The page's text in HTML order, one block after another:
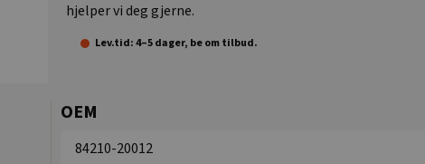
hjelper vi deg gjerne.
Lev.tid: 4–5 dager, be om tilbud.
OEM
84210-20012